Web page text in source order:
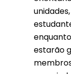
estarão